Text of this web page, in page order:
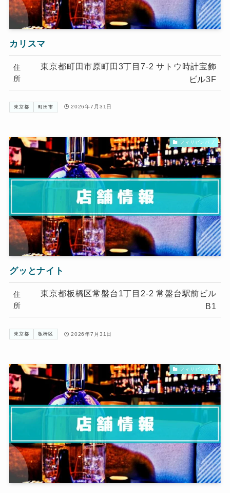
カリスマ
住
所
東京都町田市原町田3丁目7-2 サトウ時計宝飾
ビル3F
東京都 町田市 2026年7月31日
フィリピンパブ
グッとナイト
住
所
東京都板橋区常盤台1丁目2-2 常盤台駅前ビル
B1
東京都 板橋区 2026年7月31日
フィリピンパブ